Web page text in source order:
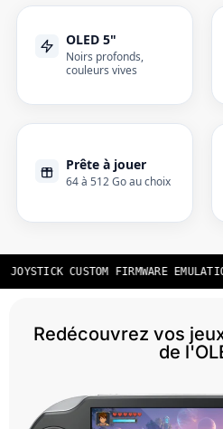
OLED 5"
Noirs profonds,
couleurs vives
Prête à jouer
64 à 512 Go au choix
CUSTOM FIRMWARE
Redécouvrez vos
de